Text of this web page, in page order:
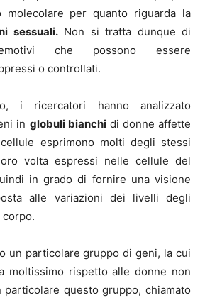
per quanto riguarda la
sessuali.Non si tratta dunque di
che possono essere
o controllati.
i ricercatori hanno analizzato
in globuli bianchidi donne affette
esprimono molti degli stessi
volta espressi nelle cellule del
in grado di fornire una visione
alle variazioni dei livelli degli
corpo.
un particolare gruppo di geni, la cui
moltissimo rispetto alle donne non
particolare questo gruppo, chiamato